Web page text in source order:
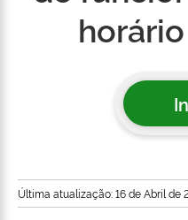
Última atualização: 16 de Abril de